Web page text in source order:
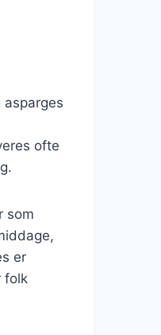
ofte
som
er
folk